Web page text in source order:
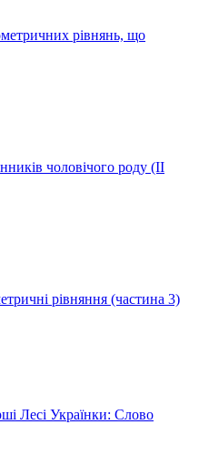
рівнянь, що
чоловічого роду (ІІ
рівняння (частина 3)
Лесі Українки: Слово